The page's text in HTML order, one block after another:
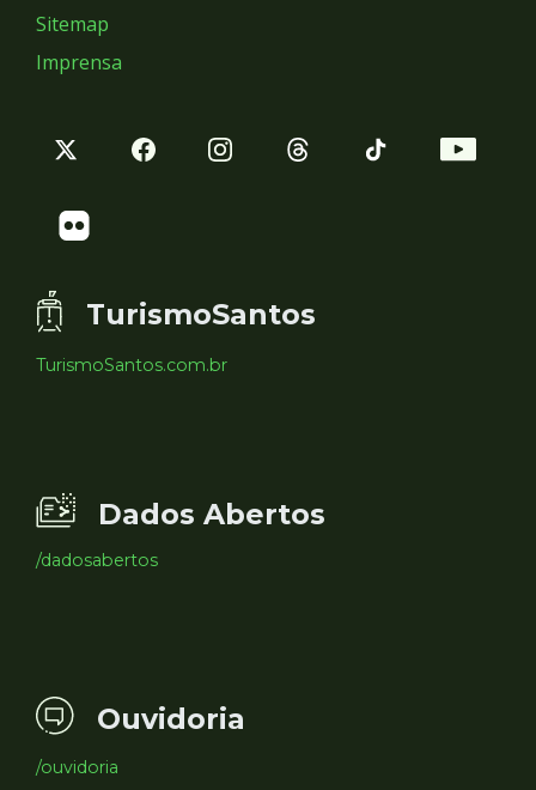
Sitemap
Imprensa
TurismoSantos
TurismoSantos.com.br
Dados Abertos
/dadosabertos
Ouvidoria
/ouvidoria